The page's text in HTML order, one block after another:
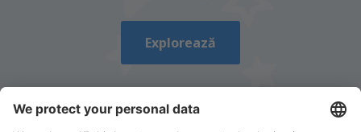
Explorează